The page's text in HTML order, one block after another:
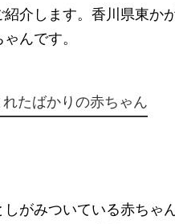
介します。香川県東か
んです。
れたばかりの赤ちゃん
がみついている赤ちゃ